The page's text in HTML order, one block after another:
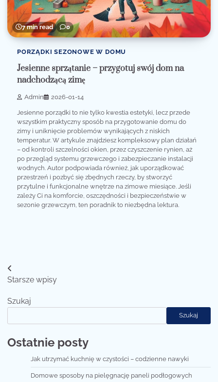
7 min read 0
PORZĄDKI SEZONOWE W DOMU
Jesienne sprzątanie – przygotuj swój dom na
nadchodzącą zimę
Admin 2026-01-14
Jesienne porządki to nie tylko kwestia estetyki, lecz przede
wszystkim praktyczny sposób na przygotowanie domu do
zimy i uniknięcie problemów wynikających z niskich
temperatur. W artykule znajdziesz kompleksowy plan działań
– od kontroli szczelności okien, przez czyszczenie rynien, aż
po przegląd systemu grzewczego i zabezpieczanie instalacji
wodnych. Autor podpowiada również, jak uporządkować
przestrzeń i pozbyć się zbędnych rzeczy, by stworzyć
przytulne i funkcjonalne wnętrze na zimowe miesiące. Jeśli
zależy Ci na komforcie, oszczędności i bezpieczeństwie w
sezonie grzewczym, ten poradnik to niezbędna lektura.
Nawigacja
wpisach
Starsze wpisy
Szukaj
Szukaj
Ostatnie posty
Jak utrzymać kuchnię w czystości – codzienne nawyki
Domowe sposoby na pielęgnację paneli podłogowych